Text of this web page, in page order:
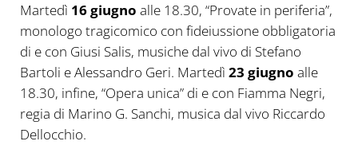
Martedì 16 giugno alle 18.30, “Provate in periferia”,
monologo tragicomico con fideiussione obbligatoria
di e con Giusi Salis, musiche dal vivo di Stefano
Bartoli e Alessandro Geri. Martedì 23 giugno alle
18.30, infine, “Opera unica” di e con Fiamma Negri,
regia di Marino G. Sanchi, musica dal vivo Riccardo
Dellocchio.